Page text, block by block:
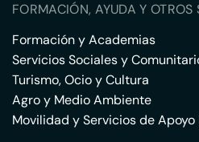
FORMACIÓN, AYUDA Y OTROS
Formación y Academias
Servicios Sociales y
Turismo, Ocio y Cultura
Agro y Medio Ambiente
Movilidad y Servicios de Apoyo